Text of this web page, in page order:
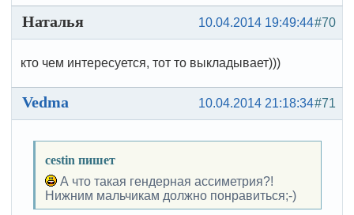
#70
10.04.2014 19:49:44
Наталья
кто чем интересуется, тот то выкладывает)))
#71
10.04.2014 21:18:34
Vedma
cestin пишет
А что такая гендерная ассиметрия?!
Нижним мальчикам должно понравиться;-)